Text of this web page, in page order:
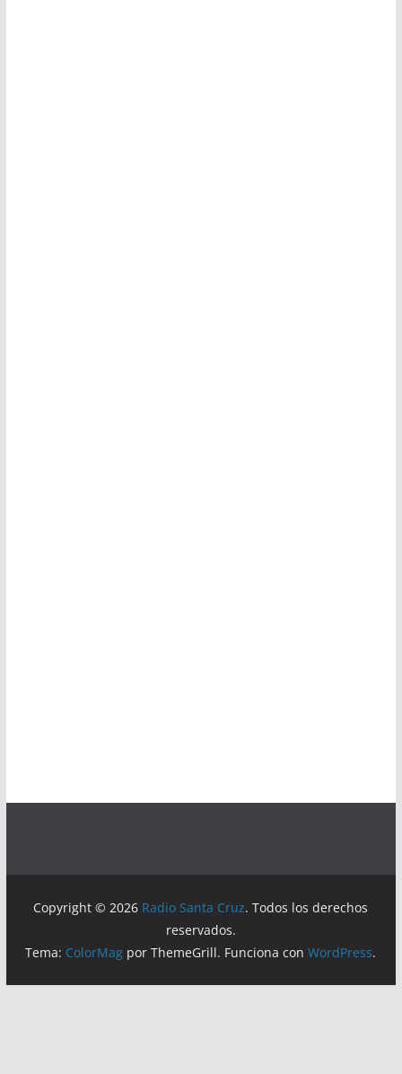
Copyright © 2026 Radio Santa Cruz. Todos los derechos
reservados.
Tema: ColorMag por ThemeGrill. Funciona conWordPress.